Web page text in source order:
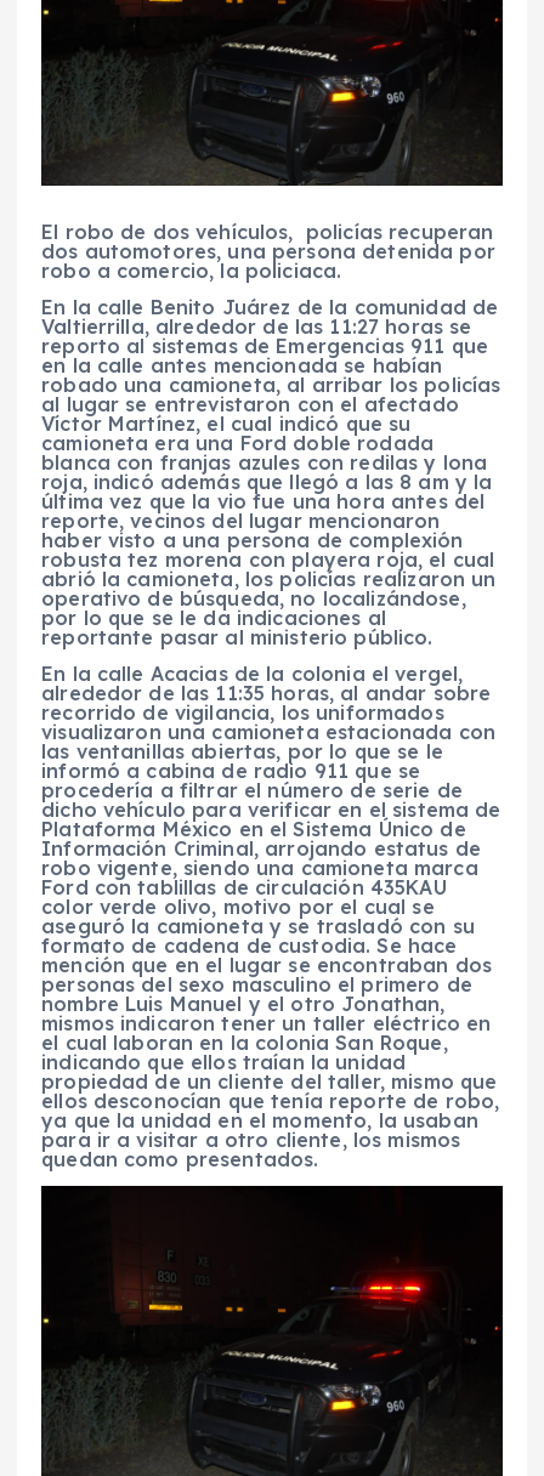
El robo de dos vehículos, policías recuperan
dos automotores, una persona detenida por
robo a comercio, la policiaca.
En la calle Benito Juárez de la comunidad de
Valtierrilla, alrededor de las 11:27 horas se
reporto al sistemas de Emergencias 911 que
en la calle antes mencionada se habían
robado una camioneta, al arribar los policías
al lugar se entrevistaron con el afectado
Víctor Martínez, el cual indicó que su
camioneta era una Ford doble rodada
blanca con franjas azules con redilas y lona
roja, indicó además que llegó a las 8 am y la
última vez que la vio fue una hora antes del
reporte, vecinos del lugar mencionaron
haber visto a una persona de complexión
robusta tez morena con playera roja, el cual
abrió la camioneta, los policías realizaron un
operativo de búsqueda, no localizándose,
por lo que se le da indicaciones al
reportante pasar al ministerio público.
En la calle Acacias de la colonia el vergel,
alrededor de las 11:35 horas, al andar sobre
recorrido de vigilancia, los uniformados
visualizaron una camioneta estacionada con
las ventanillas abiertas, por lo que se le
informó a cabina de radio 911 que se
procedería a filtrar el número de serie de
dicho vehículo para verificar en el sistema de
Plataforma México en el Sistema Único de
Información Criminal, arrojando estatus de
robo vigente, siendo una camioneta marca
Ford con tablillas de circulación 435KAU
color verde olivo, motivo por el cual se
aseguró la camioneta y se trasladó con su
formato de cadena de custodia. Se hace
mención que en el lugar se encontraban dos
personas del sexo masculino el primero de
nombre Luis Manuel y el otro Jonathan,
mismos indicaron tener un taller eléctrico en
el cual laboran en la colonia San Roque,
indicando que ellos traían la unidad
propiedad de un cliente del taller, mismo que
ellos desconocían que tenía reporte de robo,
ya que la unidad en el momento, la usaban
para ir a visitar a otro cliente, los mismos
quedan como presentados.